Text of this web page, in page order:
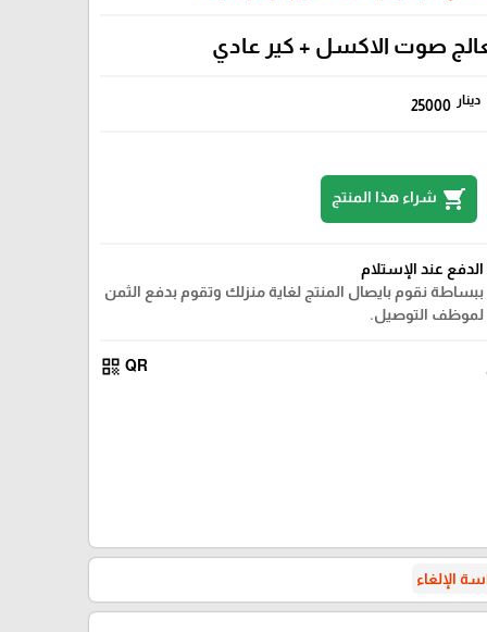
صوت الاكسل + كير عادي
25000 دينار
shopping_cart شراء هذا المنتج
الدفع عند الإستلام
ببساطة نقوم بايصال المنتج لغاية منزلك وتقوم بدفع الثمن
لموظف التوصيل.
QR
qr_code
الإلغاء